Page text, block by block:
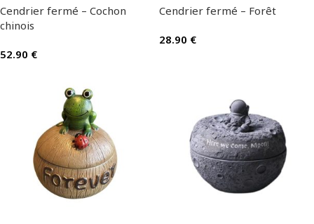
Cendrier fermé – Cochon
chinois
52.90 €
Cendrier fermé – Forêt
28.90 €